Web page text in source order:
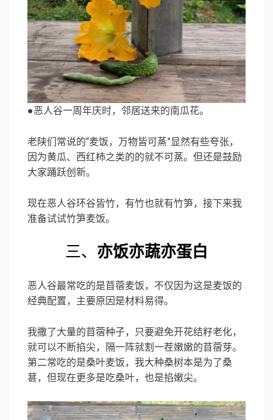
●恶人谷一周年庆时，邻居送来的南瓜花。
老陕们常说的“麦饭，万物皆可蒸”显然有些夸张，
因为黄瓜、西红柿之类的的就不可蒸。但还是鼓励
大家踊跃创新。
现在恶人谷环谷皆竹，有竹也就有竹笋，接下来我
准备试试竹笋麦饭。
三、 亦饭亦蔬亦蛋白
恶人谷最常吃的是苜蓿麦饭，不仅因为这是麦饭的
经典配置，主要原因是材料易得。
我撒了大量的苜蓿种子，只要避免开花结籽老化，
就可以不断掐尖，隔一阵就割一茬嫩嫩的苜蓿芽。
第二常吃的是桑叶麦饭，我大种桑树本是为了桑
葚，但现在更多是吃桑叶，也是掐嫩尖。